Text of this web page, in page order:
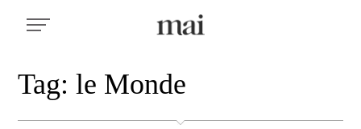
Tag: le Monde